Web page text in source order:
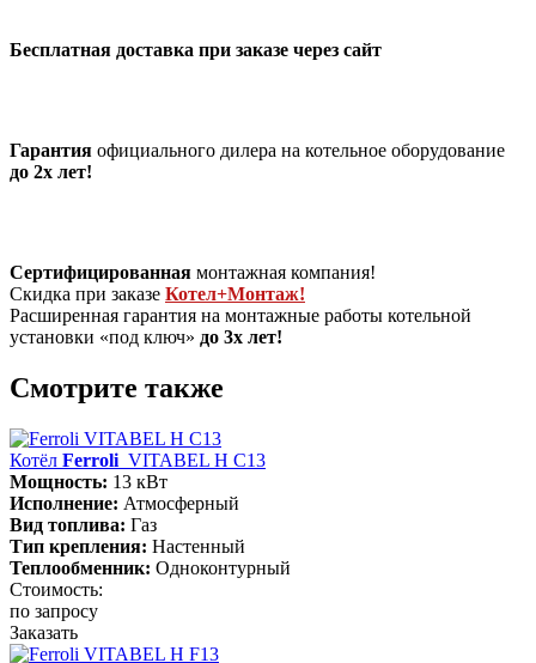
Бесплатная доставка при заказе через сайт
Гарантия официального дилера на котельное оборудование
до 2х лет!
Сертифицированная монтажная компания!
Скидка при заказе Котел+Монтаж!
Расширенная гарантия на монтажные работы котельной
установки «под ключ» до 3х лет!
Смотрите также
Котёл Ferroli VITABEL H С13
Мощность: 13 кВт
Исполнение: Атмосферный
Вид топлива: Газ
Тип крепления: Настенный
Теплообменник: Одноконтурный
Стоимость:
по запросу
Заказать